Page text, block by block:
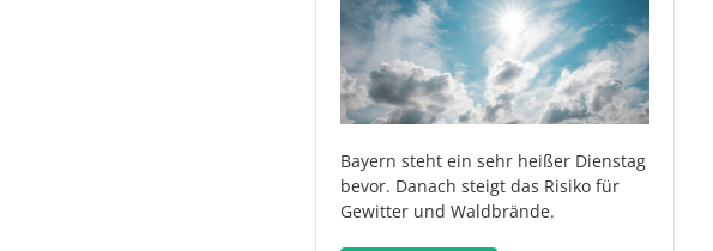
Bayern steht ein sehr heißer Dienstag
bevor. Danach steigt das Risiko für
Gewitter und Waldbrände.